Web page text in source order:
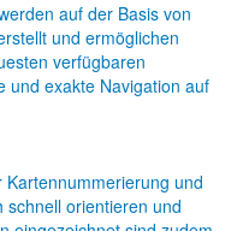
auf der Basis von
und ermöglichen
verfügbaren
und exakte Navigation auf
und
schnell orientieren und